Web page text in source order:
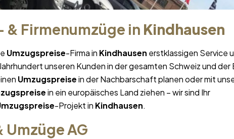
Firmenumzüge in Kindhausen
Umzugspreise-Firma in Kindhausen erstklassigen Service
unseren Kunden in der gesamten Schweiz und der
Umzugspreisein der Nachbarschaft planen oder mit
in ein europäisches Land ziehen – wir sind Ihr
-Projekt in Kindhausen.
Umzüge AG